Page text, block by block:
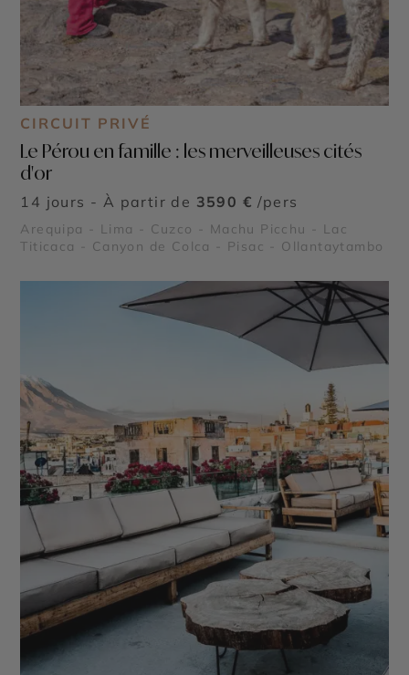
CIRCUIT PRIVÉ
Le Pérou en famille : les merveilleuses cités
d'or
14 jours - À partir de 3590 € /pers
Arequipa - Lima - Cuzco - Machu Picchu - Lac
Titicaca - Canyon de Colca - Pisac - Ollantaytambo